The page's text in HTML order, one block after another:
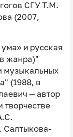
СГУ Т.М.
(2007,
и русская
жанра)"
музыкальных
(1988, в
— автор
творчестве
Салтыкова-